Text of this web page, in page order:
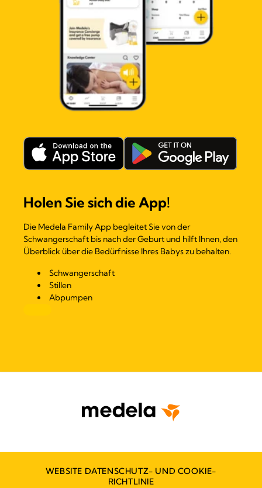
Holen Sie sich die App!
Die Medela Family App begleitet Sie von der
Schwangerschaft bis nach der Geburt und hilft Ihnen, den
Überblick über die Bedürfnisse Ihres Babys zu behalten.
Schwangerschaft
Stillen
Abpumpen
WEBSITE DATENSCHUTZ- UND COOKIE-
RICHTLINIE